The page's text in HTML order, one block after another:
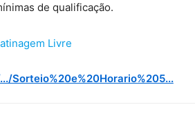
de qualificação.
Livre
Sorteio%20e%20Horario%205...